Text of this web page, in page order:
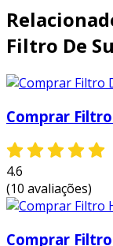
sistemas
filtros de
ambiente
saudável.
refrigeração
bebidas,
se
Filtro De
Comprar
4.6
(10 avaliações)
Comprar